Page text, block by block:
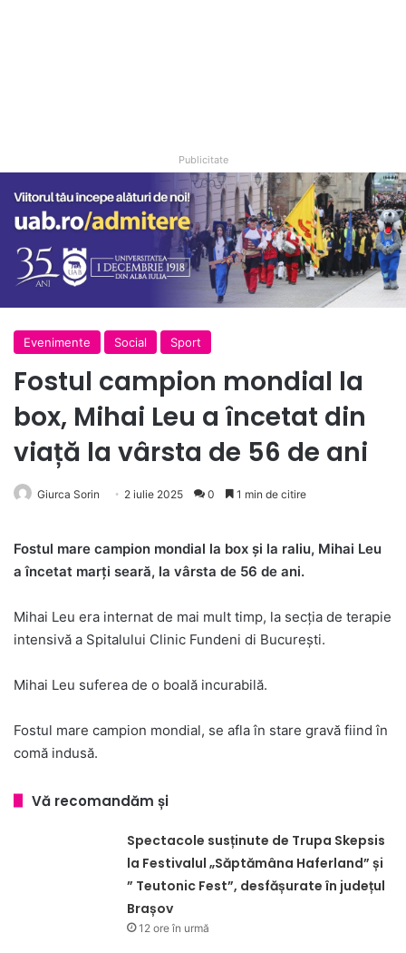
Publicitate
Evenimente Social Sport
Fostul campion mondial la
box, Mihai Leu a încetat din
viață la vârsta de 56 de ani
Giurca Sorin 2 iulie 2025 0 1 min de citire
Fostul mare campion mondial la box și la raliu, Mihai Leu
a încetat marți seară, la vârsta de 56 de ani.
Mihai Leu era internat de mai mult timp, la secția de terapie
intensivă a Spitalului Clinic Fundeni di București.
Mihai Leu suferea de o boală incurabilă.
Fostul mare campion mondial, se afla în stare gravă fiind în
comă indusă.
Vă recomandăm și
Spectacole susținute de Trupa Skepsis
la Festivalul „Săptămâna Haferland” și
” Teutonic Fest”, desfășurate în județul
Brașov
12 ore în urmă